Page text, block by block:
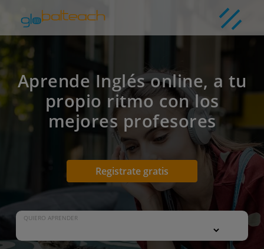
Aprende Inglés online, a tu
propio ritmo con los
mejores profesores
Registrate gratis
QUIERO APRENDER